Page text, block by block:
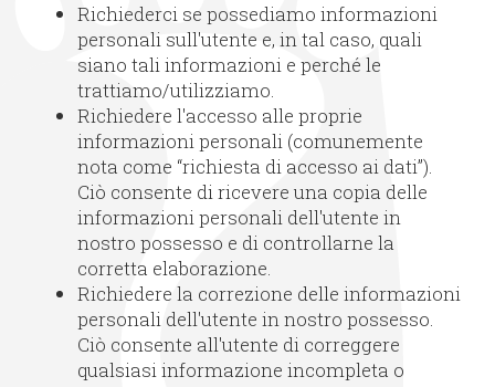
Richiederci se possediamo informazioni
personali sull'utente e, in tal caso, quali
siano tali informazioni e perché le
trattiamo/utilizziamo.
Richiedere l'accesso alle proprie
informazioni personali (comunemente
nota come “richiesta di accesso ai dati”).
Ciò consente di ricevere una copia delle
informazioni personali dell'utente in
nostro possesso e di controllarne la
corretta elaborazione.
Richiedere la correzione delle informazioni
personali dell'utente in nostro possesso.
Ciò consente all'utente di correggere
qualsiasi informazione incompleta o